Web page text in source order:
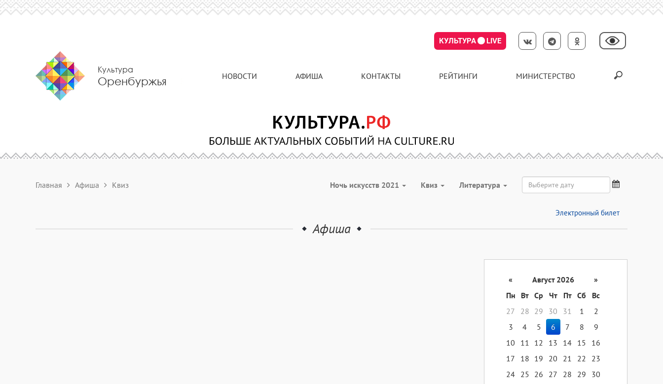
КУЛЬТУРА LIVE
Культура
Оренбуржья НОВОСТИ АФИША КОНТАКТЫ РЕЙТИНГИ МИНИСТЕРСТВО
Главная Афиша Квиз Ночь искусств 2021 Квиз Литература
Электронный билет
Афиша
« Август 2026
»
Пн
Вт Ср Чт Пт Сб
Вс
27
28 29 30 31 1
2
3
4 5 6 7 8
9
10
11 12 13 14 15
16
17
18 19 20 21 22
23
24 25 26 27 28 29
30